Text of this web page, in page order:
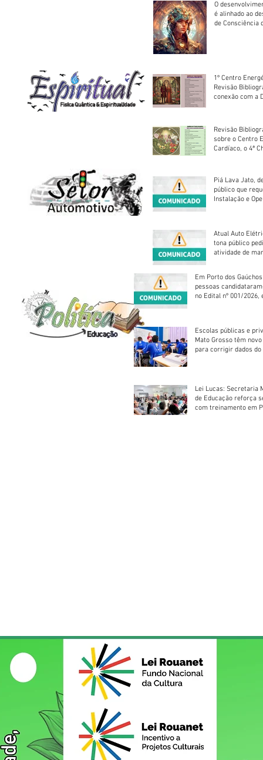
O
é alinhado ao
de Consciência
1º Centro
Revisão
conexão com a
Revisão
sobre o Centro
Cardíaco, o 4ª
Piá Lava Jato,
público que
Instalação e
Atual Auto
tona público
atividade de
Em Porto dos
pessoas
no Edital nº 001/2026,
Escolas públicas e
Mato Grosso têm
para corrigir dados do
Lei Lucas: Secretaria
de Educação reforça
com treinamento em